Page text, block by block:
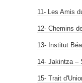
11- Les Amis
12- Chemins
13- Institut
14- Jakintza –
15- Trait